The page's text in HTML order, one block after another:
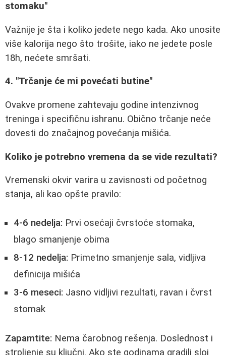
stomaku"
Važnije je šta i koliko jedete nego kada. Ako unosite
više kalorija nego što trošite, iako ne jedete posle
18h, nećete smršati.
4. "Trčanje će mi povećati butine"
Ovakve promene zahtevaju godine intenzivnog
treninga i specifičnu ishranu. Obično trčanje neće
dovesti do značajnog povećanja mišića.
Koliko je potrebno vremena da se vide rezultati?
Vremenski okvir varira u zavisnosti od početnog
stanja, ali kao opšte pravilo:
4-6 nedelja: Prvi osećaji čvrstoće stomaka,
blago smanjenje obima
8-12 nedelja: Primetno smanjenje sala, vidljiva
definicija mišića
3-6 meseci: Jasno vidljivi rezultati, ravan i čvrst
stomak
Zapamtite: Nema čarobnog rešenja. Doslednost i
strpljenje su ključni. Ako ste godinama gradili sloj